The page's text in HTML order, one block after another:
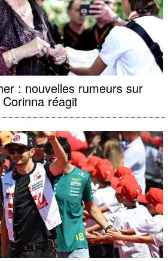
: nouvelles rumeurs sur
réagit